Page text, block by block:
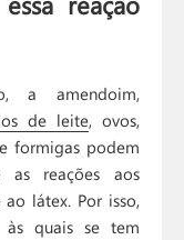
a amendoim,
de leite, ovos,
formigas podem
as reações aos
látex. Por isso,
às quais se tem